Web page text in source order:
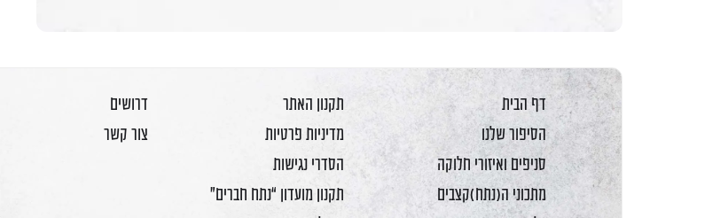
דף הבית
הסיפור שלנו
סניפים ואיזורי חלוקה
מתכוני ה(נתח)קצבים
תקנון האתר
מדיניות פרטיות
הסדרי נגישות
תקנון מועדון “נתח חברים”
דרושים
צור קשר